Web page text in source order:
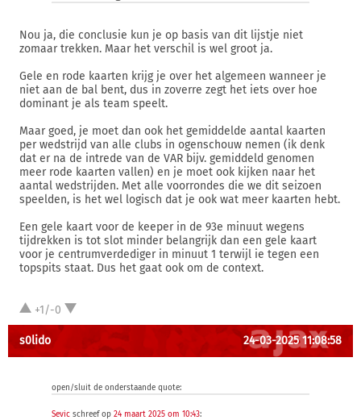
Nou ja, die conclusie kun je op basis van dit lijstje niet
zomaar trekken. Maar het verschil is wel groot ja.
Gele en rode kaarten krijg je over het algemeen wanneer je
niet aan de bal bent, dus in zoverre zegt het iets over hoe
dominant je als team speelt.
Maar goed, je moet dan ook het gemiddelde aantal kaarten
per wedstrijd van alle clubs in ogenschouw nemen (ik denk
dat er na de intrede van de VAR bijv. gemiddeld genomen
meer rode kaarten vallen) en je moet ook kijken naar het
aantal wedstrijden. Met alle voorrondes die we dit seizoen
speelden, is het wel logisch dat je ook wat meer kaarten hebt.
Een gele kaart voor de keeper in de 93e minuut wegens
tijdrekken is tot slot minder belangrijk dan een gele kaart
voor je centrumverdediger in minuut 1 terwijl ie tegen een
topspits staat. Dus het gaat ook om de context.
+1/-0
s0lido 24-03-2025 11:08:58
open/sluit de onderstaande quote:
Sevic schreef op 24 maart 2025 om 10:43: